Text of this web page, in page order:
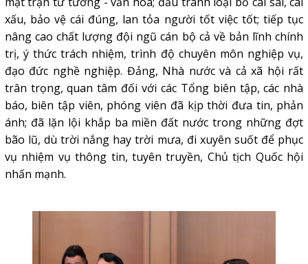
xấu, bảo vệ cái đúng, lan tỏa người tốt việc tốt; tiếp tục
nâng cao chất lượng đội ngũ cán bộ cả về bản lĩnh chính
trị, ý thức trách nhiệm, trình độ chuyên môn nghiệp vụ,
đạo đức nghề nghiệp. Đảng, Nhà nước và cả xã hội rất
trân trọng, quan tâm đối với các Tổng biên tập, các nhà
báo, biên tập viên, phóng viên đã kịp thời đưa tin, phản
ánh; đã lặn lội khắp ba miền đất nước trong những đợt
bão lũ, dù trời nắng hay trời mưa, đi xuyên suốt để phục
vụ nhiệm vụ thông tin, tuyên truyền, Chủ tịch Quốc hội
nhấn mạnh.